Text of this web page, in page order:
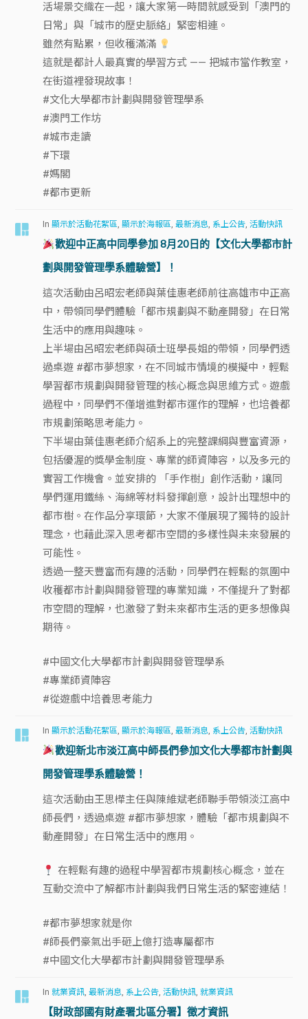
活場景交織在一起，讓大家第一時間就感受到「澳門的
日常」與「城市的歷史脈絡」緊密相連。
雖然有點累，但收穫滿滿
這就是都計人最真實的學習方式 —— 把城市當作教室，
在街道裡發現故事！
#文化大學都市計劃與開發管理學系
#澳門工作坊
#城市走讀
#下環
#媽閣
#都市更新
In顯示於活動花絮區,顯示於海報區,最新消息, 系上公告,活動快訊
歡迎中正高中同學參加 8月20日的【文化大學都市計
劃與開發管理學系體驗營】！
這次活動由呂昭宏老師與葉佳惠老師前往高雄市中正高
中，帶領同學們體驗「都市規劃與不動產開發」在日常
生活中的應用與趣味。
上半場由呂昭宏老師與碩士班學長姐的帶領，同學們透
過桌遊 #都市夢想家，在不同城市情境的模擬中，輕鬆
學習都市規劃與開發管理的核心概念與思維方式。遊戲
過程中，同學們不僅增進對都市運作的理解，也培養都
市規劃策略思考能力。
下半場由葉佳惠老師介紹系上的完整課綱與豐富資源，
包括優渥的獎學金制度、專業的師資陣容，以及多元的
實習工作機會。並安排的 「手作樹」創作活動，讓同
學們運用鐵絲、海綿等材料發揮創意，設計出理想中的
都市樹。在作品分享環節，大家不僅展現了獨特的設計
理念，也藉此深入思考都市空間的多樣性與未來發展的
可能性。
透過一整天豐富而有趣的活動，同學們在輕鬆的氛圍中
收穫都市計劃與開發管理的專業知識，不僅提升了對都
市空間的理解，也激發了對未來都市生活的更多想像與
期待。
#中國文化大學都市計劃與開發管理學系
#專業師資陣容
#從遊戲中培養思考能力
In顯示於活動花絮區 ,顯示於海報區 ,最新消息 系上公告 ,活動快訊
歡迎新北市淡江高中師長們參加文化大學都市計劃與
開發管理學系體驗營！
這次活動由王思樺主任與陳維斌老師聯手帶領淡江高中
師長們，透過桌遊 #都市夢想家，體驗「都市規劃與不
動產開發」在日常生活中的應用。
在輕鬆有趣的過程中學習都市規劃核心概念，並在
互動交流中了解都市計劃與我們日常生活的緊密連結！
#都市夢想家就是你
#師長們豪氣出手砸上億打造專屬都市
#中國文化大學都市計劃與開發管理學系
In就業資訊 ,最新消息 系上公告 ,活動快訊 ,就業資訊
【財政部國有財產署北區分署】徵才資訊